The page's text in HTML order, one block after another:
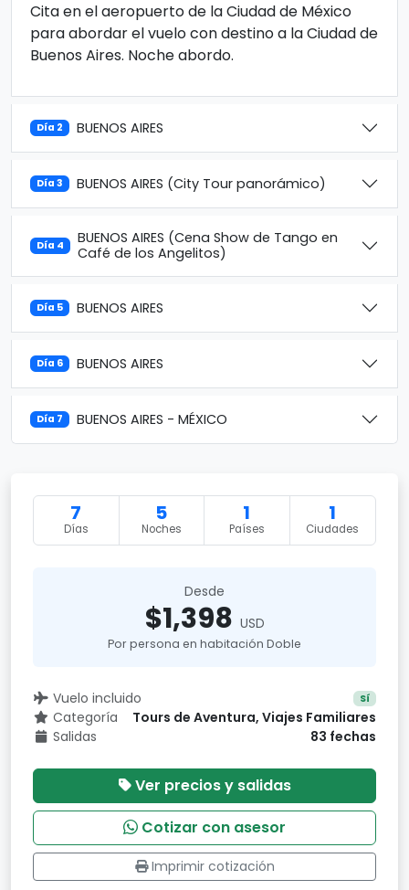
Cita en el aeropuerto de la Ciudad de México
para abordar el vuelo con destino a la Ciudad de
Buenos Aires. Noche abordo.
Día 2 BUENOS AIRES
Día 3 BUENOS AIRES (City Tour panorámico)
Día 4
BUENOS AIRES (Cena Show de Tango en
Café de los Angelitos)
Día 5 BUENOS AIRES
Día 6 BUENOS AIRES
Día 7 BUENOS AIRES - MÉXICO
7
Días
5
Noches
1
Países
1
Ciudades
Desde
$1,398 USD
Por persona en habitación Doble
Vuelo incluido Sí
Categoría
Tours de Aventura, Viajes Familiares
Salidas
83 fechas
Ver precios y salidas
Cotizar con asesor
Imprimir cotización